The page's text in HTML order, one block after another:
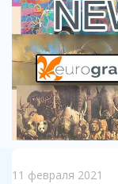
11 февраля 2021